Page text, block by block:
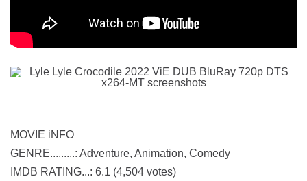
MOVIE iNFO
GENRE.........: Adventure, Animation, Comedy
IMDB RATING...: 6.1 (4,504 votes)